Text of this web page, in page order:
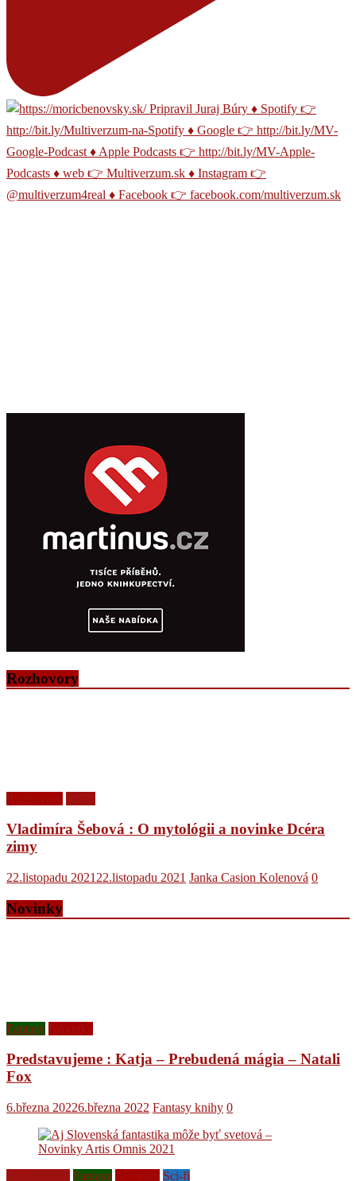
Rozhovory
Vladimíra Šebová : O mytológii a novinke Dcéra
zimy
22.listopadu 2021 22.listopadu 2021 Janka Casion Kolenová 0
Novinky
Fantasy
Predstavujeme : Katja – Prebudená mágia – Natali
Fox
6.března 20226.března 2022 Fantasy knihy 0
Fantasy Sci-fi